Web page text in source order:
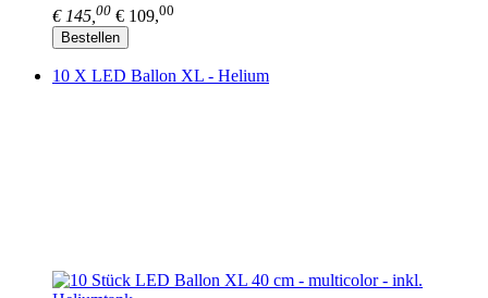
€ 145, 00 € 109,00
Bestellen
10 X LED Ballon XL - Helium